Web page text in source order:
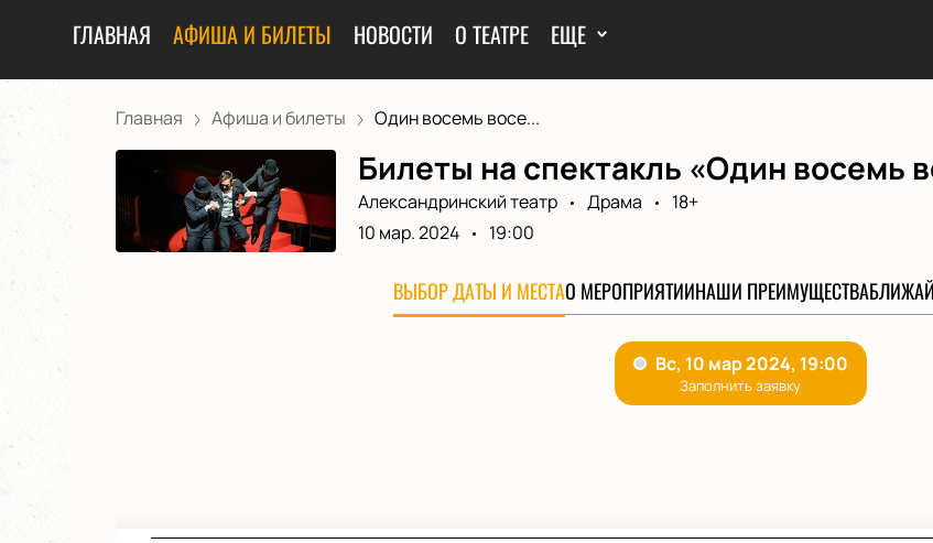
ГЛАВНАЯ АФИША И БИЛЕТЫ НОВОСТИ О ТЕАТРЕ ЕЩЕ
Главная Афиша и билеты Один восемь восе...
Билеты на спектакль «Один восемь
Александринский театр Драма
18+
10 мар. 2024
19:00
ВЫБОР ДАТЫ И МЕСТАО МЕРОПРИЯТИИНАШИ ПРЕИМУЩЕСТВА